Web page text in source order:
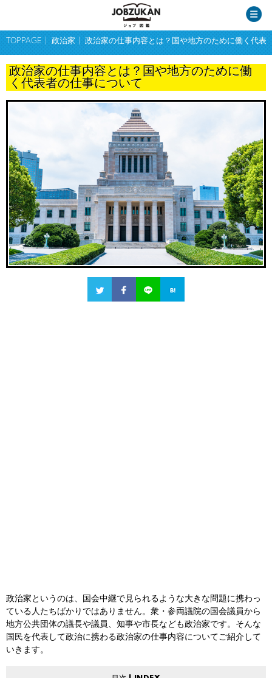
TOPPAGE 政治家 政治家の仕事内容とは？国や地方のために働く代表
政治家の仕事内容とは？国や地方のために働
く代表者の仕事について
政治家というのは、国会中継で見られるような大きな問題に携わっ
ている人たちばかりではありません。衆・参両議院の国会議員から
地方公共団体の議長や議員、知事や市長なども政治家です。そんな
国民を代表して政治に携わる政治家の仕事内容についてご紹介して
いきます。